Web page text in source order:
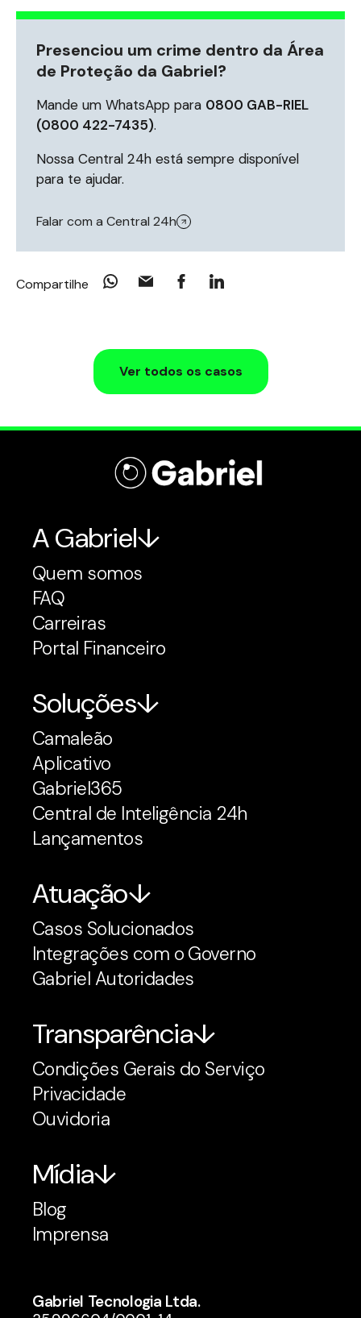
Presenciou um crime dentro da Área
de Proteção da Gabriel?
Mande um WhatsApp para 0800 GAB-RIEL
(0800 422-7435).
Nossa Central 24h está sempre disponível
para te ajudar.
Falar com a Central 24h
Compartilhe
Ver todos os casos
A Gabriel
Quem somos
FAQ
Carreiras
Portal Financeiro
Soluções
Camaleão
Aplicativo
Gabriel365
Central de Inteligência 24h
Lançamentos
Atuação
Casos Solucionados
Integrações com o Governo
Gabriel Autoridades
Transparência
Condições Gerais do Serviço
Privacidade
Ouvidoria
Mídia
Blog
Imprensa
Gabriel Tecnologia Ltda.